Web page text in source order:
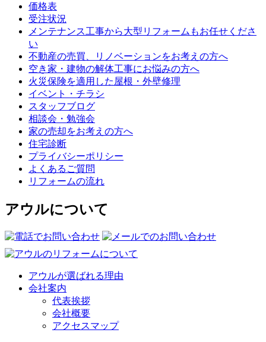
価格表
受注状況
メンテナンス工事から大型リフォームもお任せくださ
い
不動産の売買、リノベーションをお考えの方へ
空き家・建物の解体工事にお悩みの方へ
火災保険を適用した屋根・外壁修理
イベント・チラシ
スタッフブログ
相談会・勉強会
家の売却をお考えの方へ
住宅診断
プライバシーポリシー
よくあるご質問
リフォームの流れ
アウルについて
アウルが選ばれる理由
会社案内
代表挨拶
会社概要
アクセスマップ